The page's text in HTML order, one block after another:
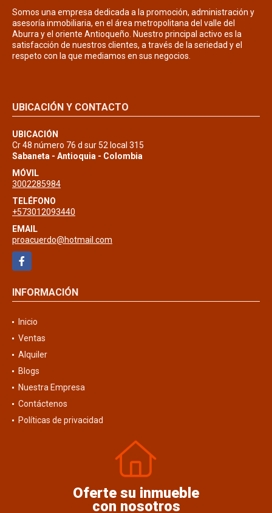
Somos una empresa dedicada a la promoción, administración y
asesoría inmobiliaria, en el área metropolitana del valle del
Aburra y el oriente Antioqueño. Nuestro principal activo es la
satisfacción de nuestros clientes, a través de la seriedad y el
respeto con la que mediamos en sus negocios.
UBICACIÓN Y CONTACTO
UBICACIÓN
Cr 48 número 76 d sur 52 local 315
Sabaneta - Antioquia - Colombia
MÓVIL
3002285984
TELÉFONO
+573012093440
EMAIL
proacuerdo@hotmail.com
Facebook
INFORMACIÓN
Inicio
Ventas
Alquiler
Blogs
Nuestra Empresa
Contáctenos
Políticas de privacidad
Oferte su inmueble
con nosotros